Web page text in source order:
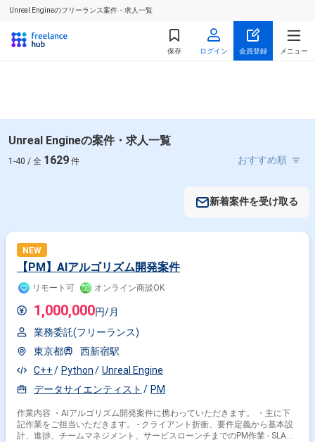
Unreal Engineのフリーランス案件・求人一覧
保存 ログイン 会員登録 メニュー
Unreal Engineの案件・求人一覧
1-40 / 全 1629 件
新着案件を受け取る
NEW
【PM】AIアルゴリズム開発案件
リモート可 オンライン商談OK
1,000,000円/月
業務委託(フリーランス)
東京都
西新宿駅
C++
Python
Unreal Engine
データサイエンティスト
PM
作業内容 ・AIアルゴリズム開発案件に携わっていただきます。 ・主に下
記作業をご担当いただきます。 - クライアント折衝、要件定義から基本設
計、進捗、チームマネジメント、サービスローンチまでのPM作業 - SLAM